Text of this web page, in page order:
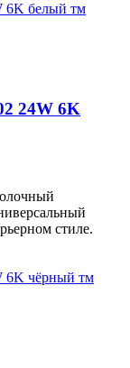
24W 6K
стиле.